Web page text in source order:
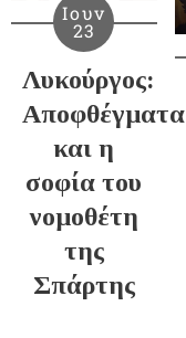
Ιουν
23
Λυκούργος:
Αποφθέγματα
και η
σοφία του
νομοθέτη
της
Σπάρτης